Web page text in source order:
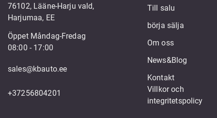
76102, Lääne-Harju vald,
Harjumaa, EE
Öppet Måndag-Fredag
08:00 - 17:00
sales@kbauto.ee
+37256804201
Till salu
börja sälja
Om oss
News&Blog
Kontakt
Villkor och
integritetspolicy